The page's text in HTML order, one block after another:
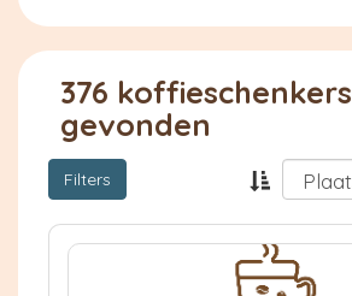
376 koffieschenkers
gevonden
Filters